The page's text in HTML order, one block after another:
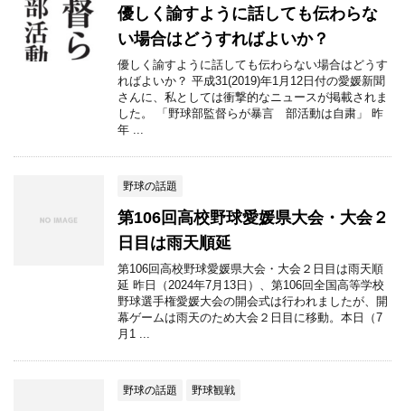
優しく諭すように話しても伝わらな
い場合はどうすればよいか？
優しく諭すように話しても伝わらない場合はどうす
ればよいか？ 平成31(2019)年1月12日付の愛媛新聞
さんに、私としては衝撃的なニュースが掲載されま
した。 「野球部監督らが暴言 部活動は自粛」 昨
年 ...
野球の話題
第106回高校野球愛媛県大会・大会２
日目は雨天順延
第106回高校野球愛媛県大会・大会２日目は雨天順
延 昨日（2024年7月13日）、第106回全国高等学校
野球選手権愛媛大会の開会式は行われましたが、開
幕ゲームは雨天のため大会２日目に移動。本日（7
月1 ...
野球の話題 野球観戦